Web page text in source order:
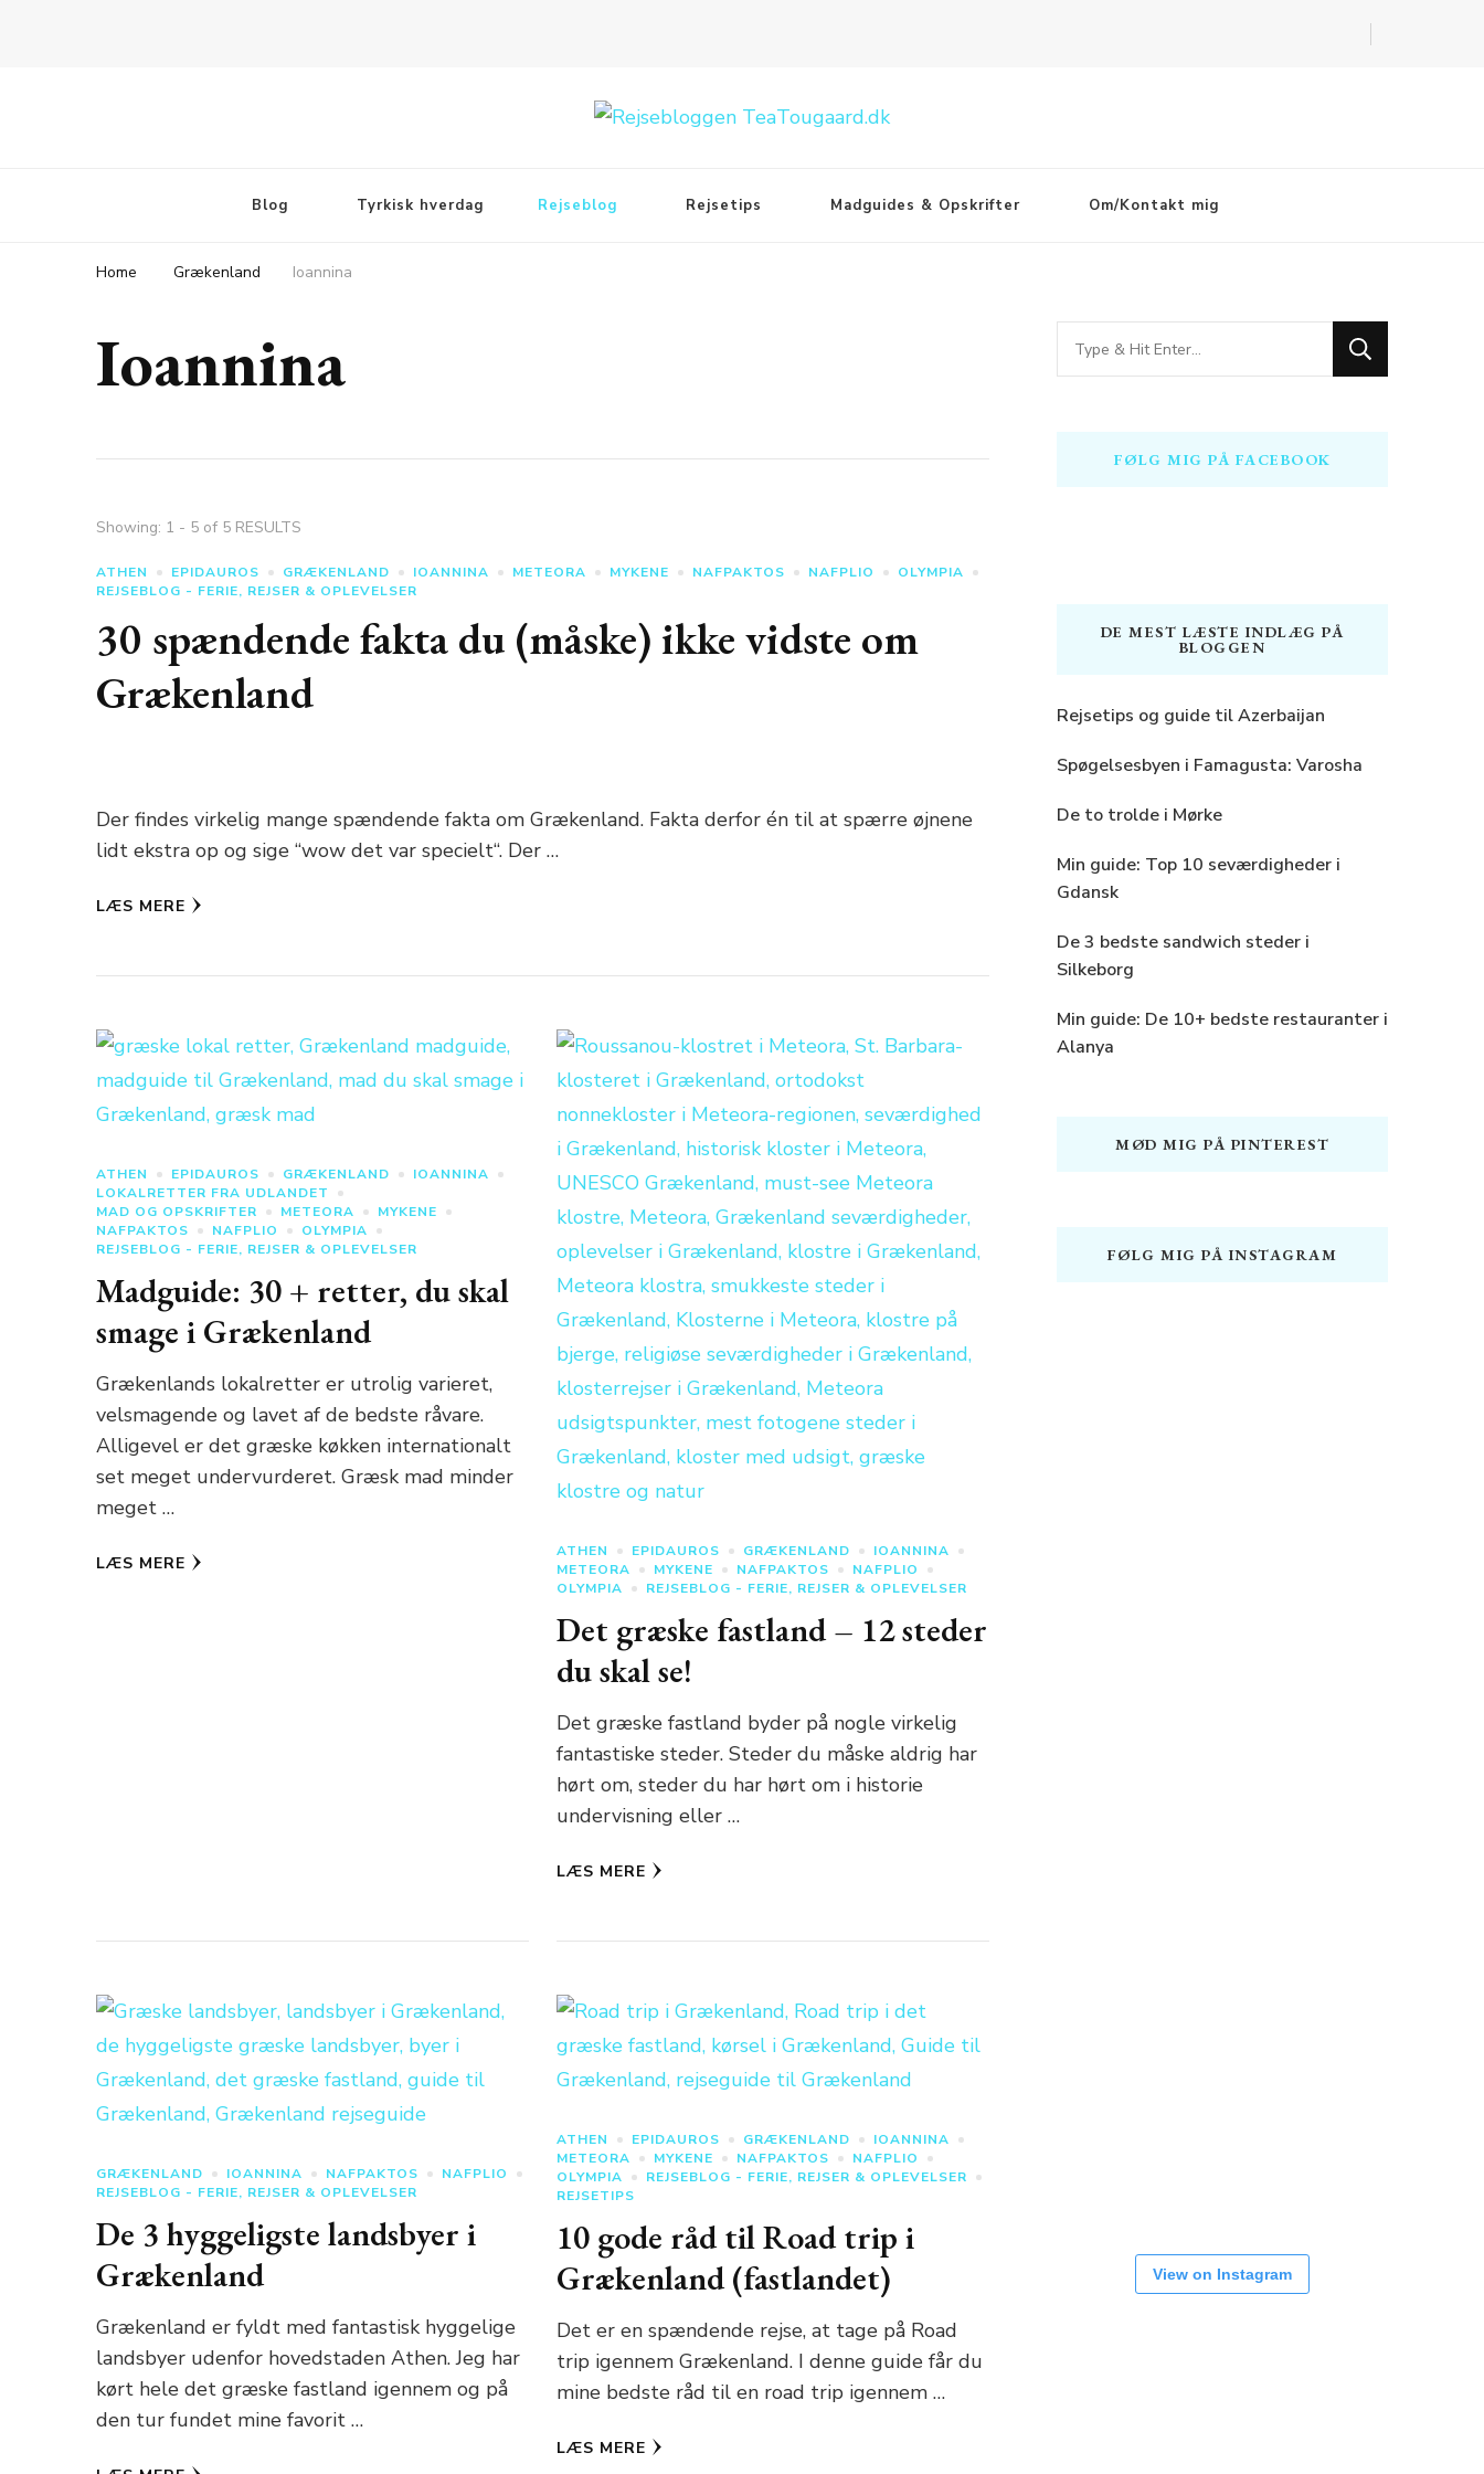
Blog Tyrkisk hverdag Rejseblog Rejsetips Madguides & Opskrifter Om/Kontakt mig
Home Grækenland Ioannina
Ioannina
Showing: 1 - 5 of 5 RESULTS
ATHEN EPIDAUROS GRÆKENLAND IOANNINA METEORA MYKENE NAFPAKTOS NAFPLIO
OLYMPIA
REJSEBLOG - FERIE, REJSER & OPLEVELSER
30 spændende fakta du (måske) ikke vidste om
Grækenland
Der findes virkelig mange spændende fakta om Grækenland. Fakta derfor én til at spærre øjnene
lidt ekstra op og sige “wow det var specielt“. Der …
LÆS MERE
ATHEN EPIDAUROS GRÆKENLAND
IOANNINA
LOKALRETTER FRA UDLANDET
MAD OG OPSKRIFTER
METEORA
MYKENE
NAFPAKTOS
NAFPLIO
OLYMPIA
REJSEBLOG - FERIE, REJSER & OPLEVELSER
Madguide: 30 + retter, du skal
smage i Grækenland
Grækenlands lokalretter er utrolig varieret,
velsmagende og lavet af de bedste råvare.
Alligevel er det græske køkken internationalt
set meget undervurderet. Græsk mad minder
meget …
LÆS MERE
ATHEN EPIDAUROS GRÆKENLAND
IOANNINA
METEORA
MYKENE NAFPAKTOS
NAFPLIO
OLYMPIA
REJSEBLOG - FERIE, REJSER & OPLEVELSER
Det græske fastland – 12 steder
du skal se!
Det græske fastland byder på nogle virkelig
fantastiske steder. Steder du måske aldrig har
hørt om, steder du har hørt om i historie
undervisning eller …
LÆS MERE
GRÆKENLAND IOANNINA NAFPAKTOS
NAFPLIO
REJSEBLOG - FERIE, REJSER & OPLEVELSER
De 3 hyggeligste landsbyer i
Grækenland
Grækenland er fyldt med fantastisk hyggelige
landsbyer udenfor hovedstaden Athen. Jeg har
kørt hele det græske fastland igennem og på
den tur fundet mine favorit …
ATHEN EPIDAUROS GRÆKENLAND
IOANNINA
METEORA
MYKENE NAFPAKTOS
NAFPLIO
OLYMPIA
REJSEBLOG - FERIE, REJSER & OPLEVELSER
REJSETIPS
10 gode råd til Road trip i
Grækenland (fastlandet)
Det er en spændende rejse, at tage på Road
trip igennem Grækenland. I denne guide får du
mine bedste råd til en road trip igennem …
LÆS MERE
Looking
for
FØLG MIG PÅ FACEBOOK
DE MEST LÆSTE INDLÆG PÅ
BLOGGEN
Rejsetips og guide til Azerbaijan
Spøgelsesbyen i Famagusta: Varosha
De to trolde i Mørke
Min guide: Top 10 seværdigheder i
Gdansk
De 3 bedste sandwich steder i
Silkeborg
Min guide: De 10+ bedste restauranter i
Alanya
MØD MIG PÅ PINTEREST
FØLG MIG PÅ INSTAGRAM
View on Instagram